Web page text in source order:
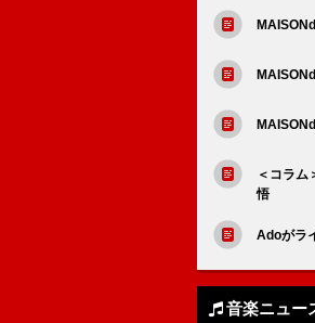
＜コラム
悟
Adoがラ
音楽ニュー